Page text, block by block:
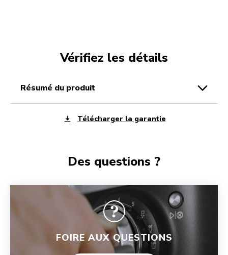
Vérifiez les détails
résumé du produit
Télécharger la garantie
Des questions ?
FOIRE AUX QUESTIONS